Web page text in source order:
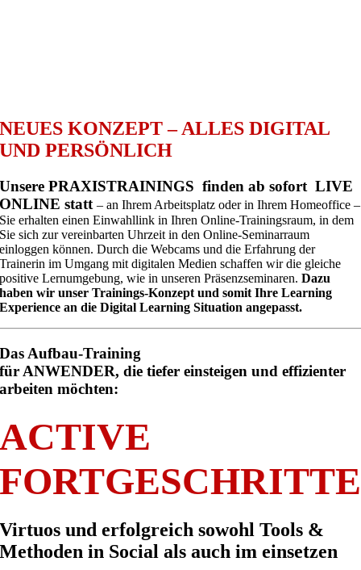
NEUES KONZEPT – ALLES DIGITAL
UND PERSÖNLICH
Unsere PRAXISTRAININGS finden ab sofort LIVE
ONLINE statt– an Ihrem Arbeitsplatz oder in Ihrem Homeoffice –
Sie erhalten einen Einwahllink in Ihren Online-Trainingsraum, in dem
Sie sich zur vereinbarten Uhrzeit in den Online-Seminarraum
einloggen können. Durch die Webcams und die Erfahrung der
Trainerin im Umgang mit digitalen Medien schaffen wir die gleiche
positive Lernumgebung, wie in unseren Präsenzseminaren.Dazu
haben wir unser Trainings-Konzept und somit Ihre Learning
Experience an die Digital Learning Situation angepasst.
Das Aufbau-Training
für ANWENDER, die tiefer einsteigen und effizienter
arbeiten möchten:
ACTIVE
Virtuos und erfolgreich sowohl Tools &
Methoden in Social als auch im einsetzen